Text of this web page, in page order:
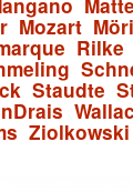
Mozart
Rilke
Staudte
Ziolkowski